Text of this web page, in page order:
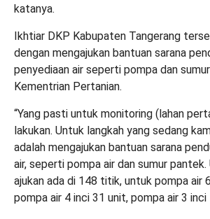
katanya.
Ikhtiar DKP Kabupaten Tangerang
dengan mengajukan bantuan sarana
penyediaan air seperti pompa dan
Kementrian Pertanian.
“Yang pasti untuk monitoring (lahan
lakukan. Untuk langkah yang sedang
adalah mengajukan bantuan sarana
air, seperti pompa air dan sumur
ajukan ada di 148 titik, untuk pompa air
pompa air 4 inci 31 unit, pompa air 3 inci